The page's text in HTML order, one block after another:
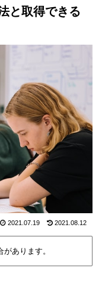
と取得できる
2021.07.19 2021.08.12
あります。